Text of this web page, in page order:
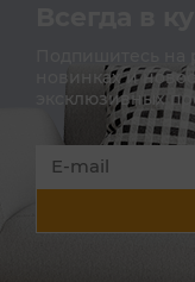
Всегда в
Подпишитесь на
новинках и
эксклюзивных